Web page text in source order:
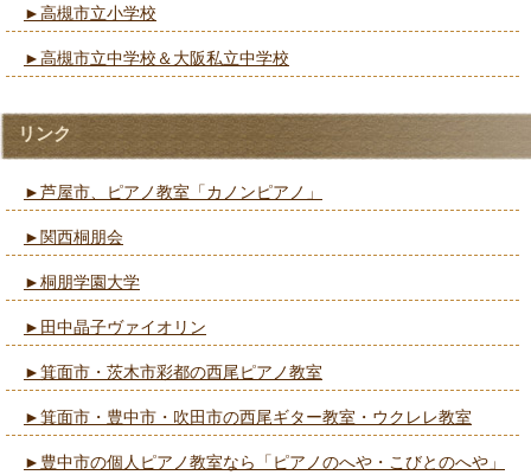
►高槻市立小学校
►高槻市立中学校＆大阪私立中学校
リンク
►芦屋市、ピアノ教室「カノンピアノ」
►関西桐朋会
►桐朋学園大学
►田中晶子ヴァイオリン
►箕面市・茨木市彩都の西尾ピアノ教室
►箕面市・豊中市・吹田市の西尾ギター教室・ウクレレ教室
►豊中市の個人ピアノ教室なら「ピアノのへや・こびとのへや」